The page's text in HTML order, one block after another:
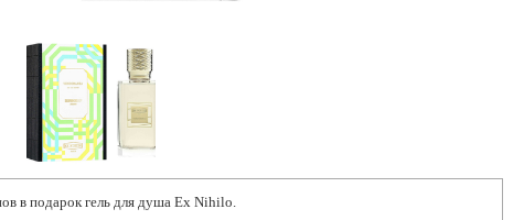
в подарок гель для душа Ex Nihilo.